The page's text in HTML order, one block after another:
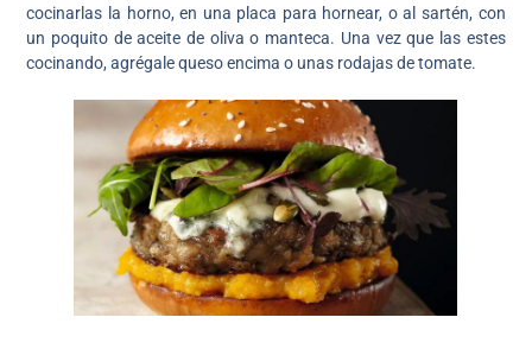
cocinarlas la horno, en una placa para hornear, o al sartén, con
un poquito de aceite de oliva o manteca. Una vez que las estes
cocinando, agrégale queso encima o unas rodajas de tomate.